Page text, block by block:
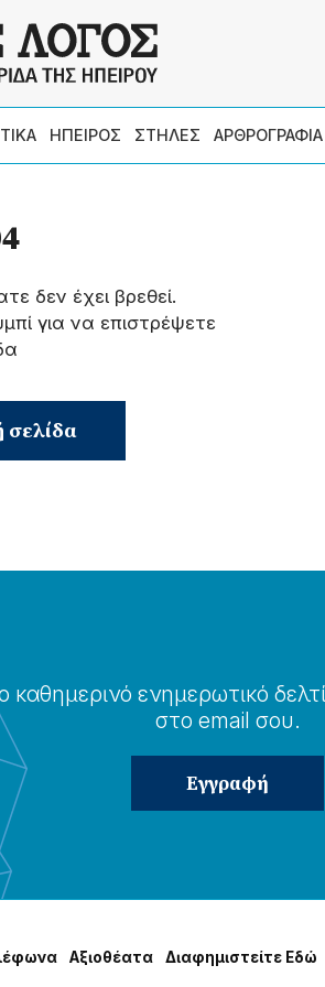
ΗΠΕΙΡΟΣ ΣΤΗΛΕΣ ΑΡΘΡΟΓΡΑΦΙΑ
δεν έχει βρεθεί.
για να επιστρέψετε
σελίδα
καθημερɩνό ενημερωτɩκό
στο email σου.
Αξɩοθέατα Δɩαφημɩστείτε Εδώ